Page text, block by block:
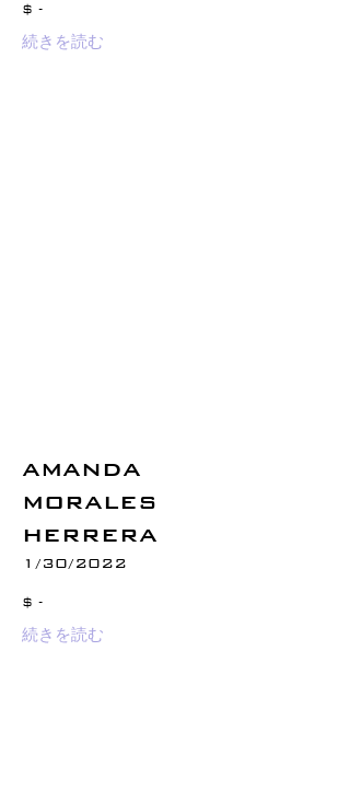
$ -
続きを読む
AMANDA
MORALES
HERRERA
1/30/2022
$ -
続きを読む